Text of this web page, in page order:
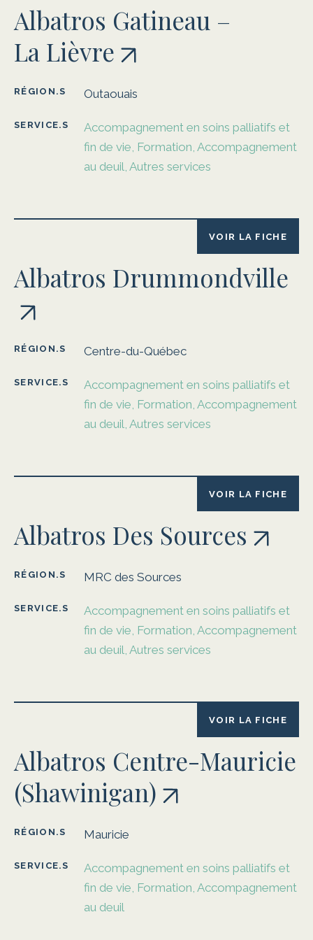
Albatros Gatineau –
La Lièvre
RÉGION.S Outaouais
SERVICE.S
Accompagnement en soins palliatifs et
fin de vie, Formation, Accompagnement
au deuil, Autres services
VOIR LA FICHE
Albatros Drummondville
RÉGION.S Centre-du-Québec
SERVICE.S
Accompagnement en soins palliatifs et
fin de vie, Formation, Accompagnement
au deuil, Autres services
VOIR LA FICHE
Albatros Des Sources
RÉGION.S MRC des Sources
SERVICE.S
Accompagnement en soins palliatifs et
fin de vie, Formation, Accompagnement
au deuil, Autres services
VOIR LA FICHE
Albatros Centre-Mauricie
(Shawinigan)
RÉGION.S Mauricie
SERVICE.S
Accompagnement en soins palliatifs et
fin de vie, Formation, Accompagnement
au deuil